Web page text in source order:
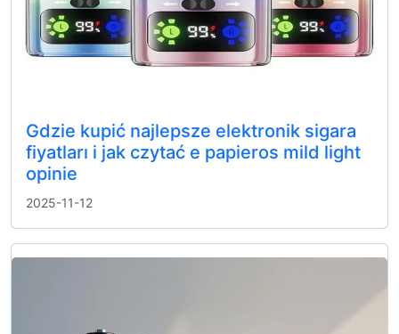
Gdzie kupić najlepsze elektronik sigara
fiyatları i jak czytać e papieros mild light
opinie
2025-11-12